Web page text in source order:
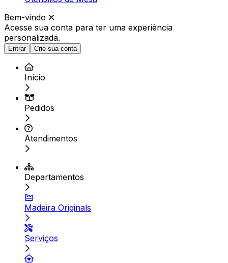
Bem-vindo
Acesse sua conta para ter uma experiência
personalizada.
Entrar Crie sua conta
Início
Pedidos
Atendimentos
Departamentos
Madeira Originals
Serviços